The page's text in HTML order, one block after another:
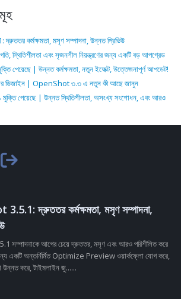
কর্মক্ষমতা, মসৃণ সম্পাদনা, উন্নত প্রিভিউ
স্থিতিশীলতা এবং সৃজনশীল নিয়ন্ত্রণের জন্য একটি বড় আপগ্রেড
পেয়েছে | উন্নত কর্মক্ষমতা, নতুন ইফেক্ট, উত্তেজনাপূর্ণ আপডেট!
ডিজাইন | OpenShot ৩.৩ এ নতুন কী আছে জানুন
পেয়েছে | উন্নত স্থিতিশীলতা, অসংখ্য সংশোধন, এবং আরও
দ্রুততর কর্মক্ষমতা, মসৃণ সম্পাদনা,
আগের চেয়ে দ্রুততর, মসৃণ এবং আরও পরিশীলিত করে
একটি অন্তর্নির্মিত Optimize Preview ওয়ার্কফ্লো যোগ করে,
উন্নত করে, টাইমলাইন জু......